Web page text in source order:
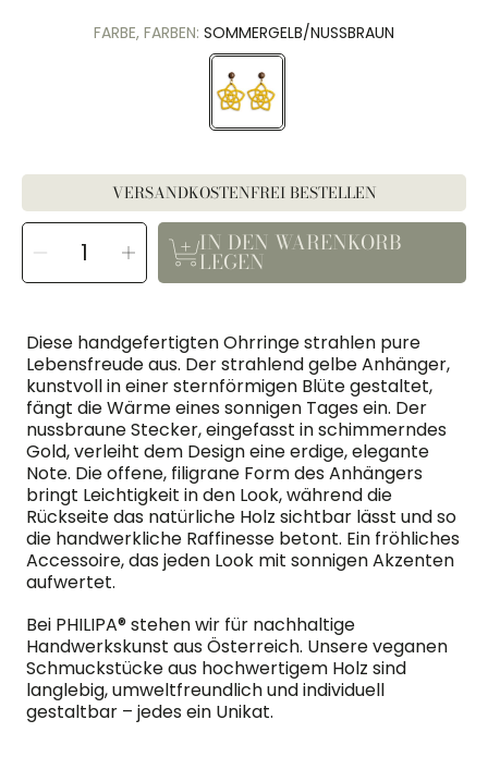
FARBE, FARBEN: SOMMERGELB/NUSSBRAUN
Sommergelb/Nussbraun
VERSANDKOSTENFREI BESTELLEN
MENGE
AUSWÄHLEN
Menge
Leonie
verringern
Menge
für
Leonie
erhöhen
IN DEN WARENKORB
LEGEN
Diese handgefertigten Ohrringe strahlen pure
Lebensfreude aus. Der strahlend gelbe Anhänger,
kunstvoll in einer sternförmigen Blüte gestaltet,
fängt die Wärme eines sonnigen Tages ein. Der
nussbraune Stecker, eingefasst in schimmerndes
Gold, verleiht dem Design eine erdige, elegante
Note. Die offene, filigrane Form des Anhängers
bringt Leichtigkeit in den Look, während die
Rückseite das natürliche Holz sichtbar lässt und so
die handwerkliche Raffinesse betont. Ein fröhliches
Accessoire, das jeden Look mit sonnigen Akzenten
aufwertet.
Bei PHILIPA® stehen wir für nachhaltige
Handwerkskunst aus Österreich. Unsere veganen
Schmuckstücke aus hochwertigem Holz sind
langlebig, umweltfreundlich und individuell
gestaltbar – jedes ein Unikat.